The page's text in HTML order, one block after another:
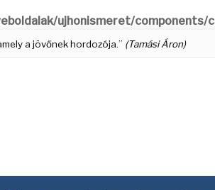
ujhonismeret/components/
a jövőnek hordozója.” (Tamási Áron)